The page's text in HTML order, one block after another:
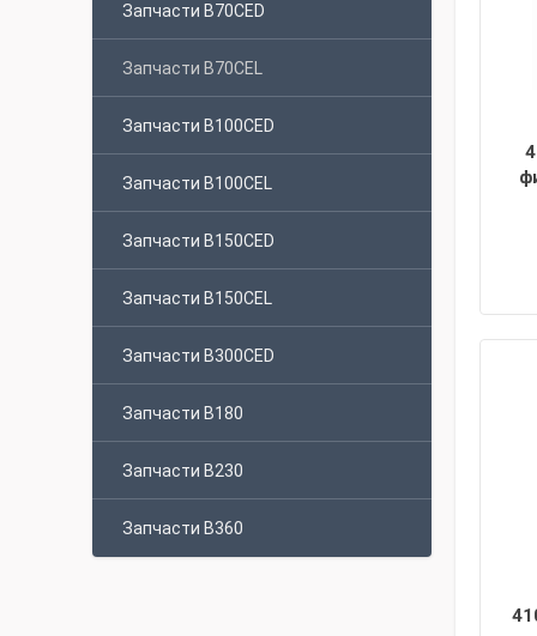
Запчасти B70CED
Запчасти B70CEL
Запчасти B100CED
Запчасти B100CEL
Запчасти B150CED
Запчасти B150CEL
Запчасти B300CED
Запчасти B180
Запчасти B230
Запчасти B360